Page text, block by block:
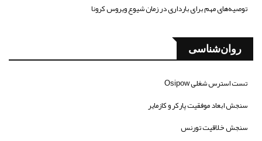
توصیه‌های مهم برای بارداری در زمان شیوع ویروس کرونا
روان‌شناسی
تست استرس شغلی Osipow
سنجش ابعاد موفقیت پارکر و کازمایر
سنجش خلاقیت تورنس